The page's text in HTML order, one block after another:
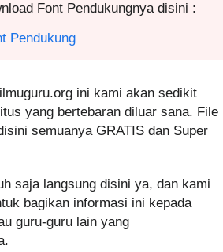
Font Pendukungnya disini :
Pendukung
ini kami akan sedikit
yang bertebaran diluar sana. File
semuanya GRATIS dan Super
saja langsung disini ya, dan kami
bagikan informasi ini kepada
guru-guru lain yang